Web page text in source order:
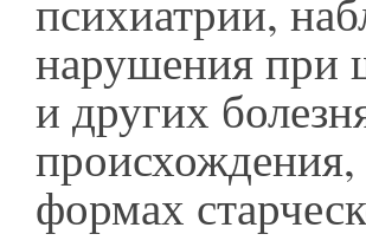
психиатрии,
нарушения при
и других
формах